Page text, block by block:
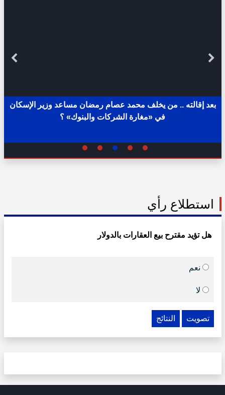
بعد إقالته .. من يخلف محمد عصام رمضان مساعد وزير الإسكان
في «مغارة الشركات والبنوك» ؟
استطلاع رأي
هل تؤيد مقترح بيع العقارات بالدولار
نعم
لا
تصويت النتائج